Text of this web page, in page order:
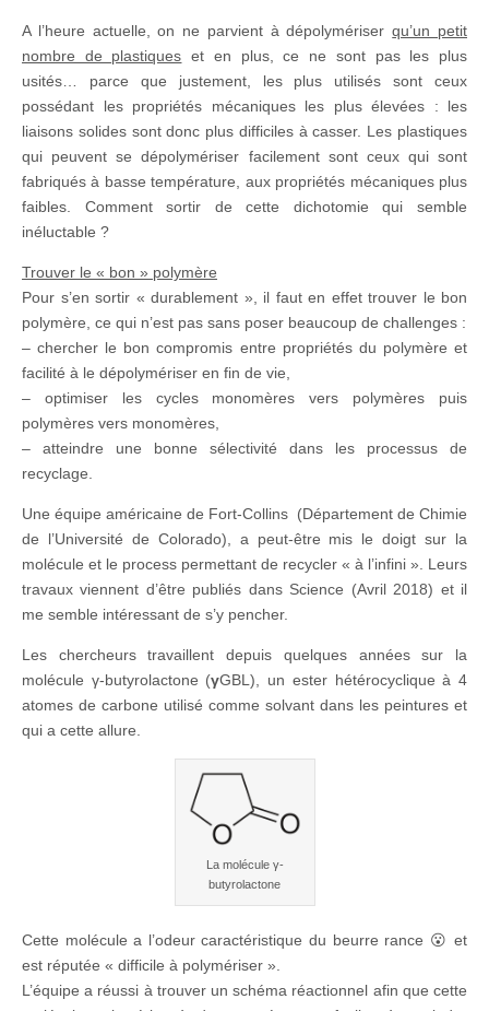
A l’heure actuelle, on ne parvient à dépolymériserqu’un petit
nombre de plastiques et en plus, ce ne sont pas les plus
usités… parce que justement, les plus utilisés sont ceux
possédant les propriétés mécaniques les plus élevées : les
liaisons solides sont donc plus difficiles à casser. Les plastiques
qui peuvent se dépolymériser facilement sont ceux qui sont
fabriqués à basse température, aux propriétés mécaniques plus
faibles. Comment sortir de cette dichotomie qui semble
inéluctable ?
Trouver le « bon » polymère
Pour s’en sortir « durablement », il faut en effet trouver le bon
polymère, ce qui n’est pas sans poser beaucoup de challenges :
– chercher le bon compromis entre propriétés du polymère et
facilité à le dépolymériser en fin de vie,
– optimiser les cycles monomères vers polymères puis
polymères vers monomères,
– atteindre une bonne sélectivité dans les processus de
recyclage.
Une équipe américaine de Fort-Collins (Département de Chimie
de l’Université de Colorado), a peut-être mis le doigt sur la
molécule et le process permettant de recycler « à l’infini ». Leurs
travaux viennent d’être publiés dans Science (Avril 2018) et il
me semble intéressant de s’y pencher.
Les chercheurs travaillent depuis quelques années sur la
molécule γ-butyrolactone (γGBL), un ester hétérocyclique à 4
atomes de carbone utilisé comme solvant dans les peintures et
qui a cette allure.
La molécule γ-
butyrolactone
Cette molécule a l’odeur caractéristique du beurre rance 😮 et
est réputée « difficile à polymériser ».
L’équipe a réussi à trouver un schéma réactionnel afin que cette